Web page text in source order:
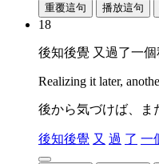
重覆這句 播放這句
18
後知後覺 又過了一個
Realizing it later,
後から気づけば、ま
後知後覺 又 過 了 一